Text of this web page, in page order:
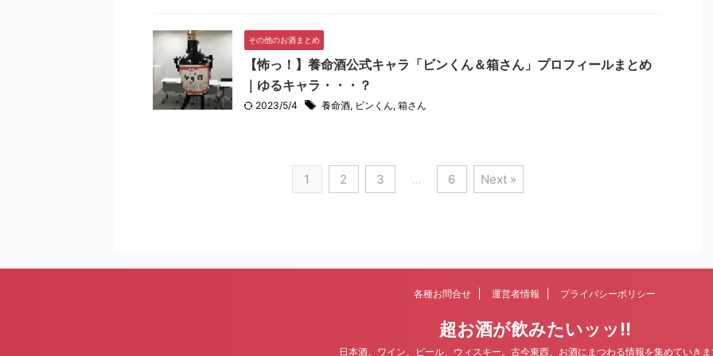
その他のお酒まとめ
【怖っ！】養命酒公式キャラ「ビンくん＆箱さん」プロフィールまとめ
｜ゆるキャラ・・・？
2023/5/4 養命酒, ビンくん, 箱さん
1 2 3 … 6 Next »
各種お問合せ 運営者情報 プライバシーポリシー
超お酒が飲みたいッッ!!
日本酒、ワイン、ビール、ウィスキー。古今東西、お酒にまつわる情報を集めていき